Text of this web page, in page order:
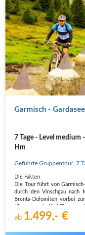
Garmisch - Gardasee
7 Tage - Level medium
Hm
Geführte Gruppentour,7
Die Fakten
Die Tour führt von
durch den Vinschgau nach
Brenta-Dolomiten vorbei
ab 1.499,- €